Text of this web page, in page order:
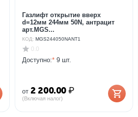
Газлифт открытие вверх
d=12мм 244мм 50N, антрацит
арт.MGS...
КОД: MGS244050NANT1
0.0
Доступно:* 9 шт.
от 2 200.00₽
(Включая налог)